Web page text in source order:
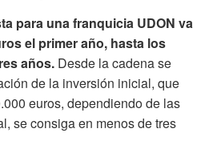
para unafranquicia UDON va
el primer año, hasta los
años. Desde la cadena se
de la inversión inicial, que
euros, dependiendo de las
se consiga en menos de tres